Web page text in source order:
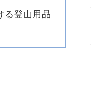
る登山用品